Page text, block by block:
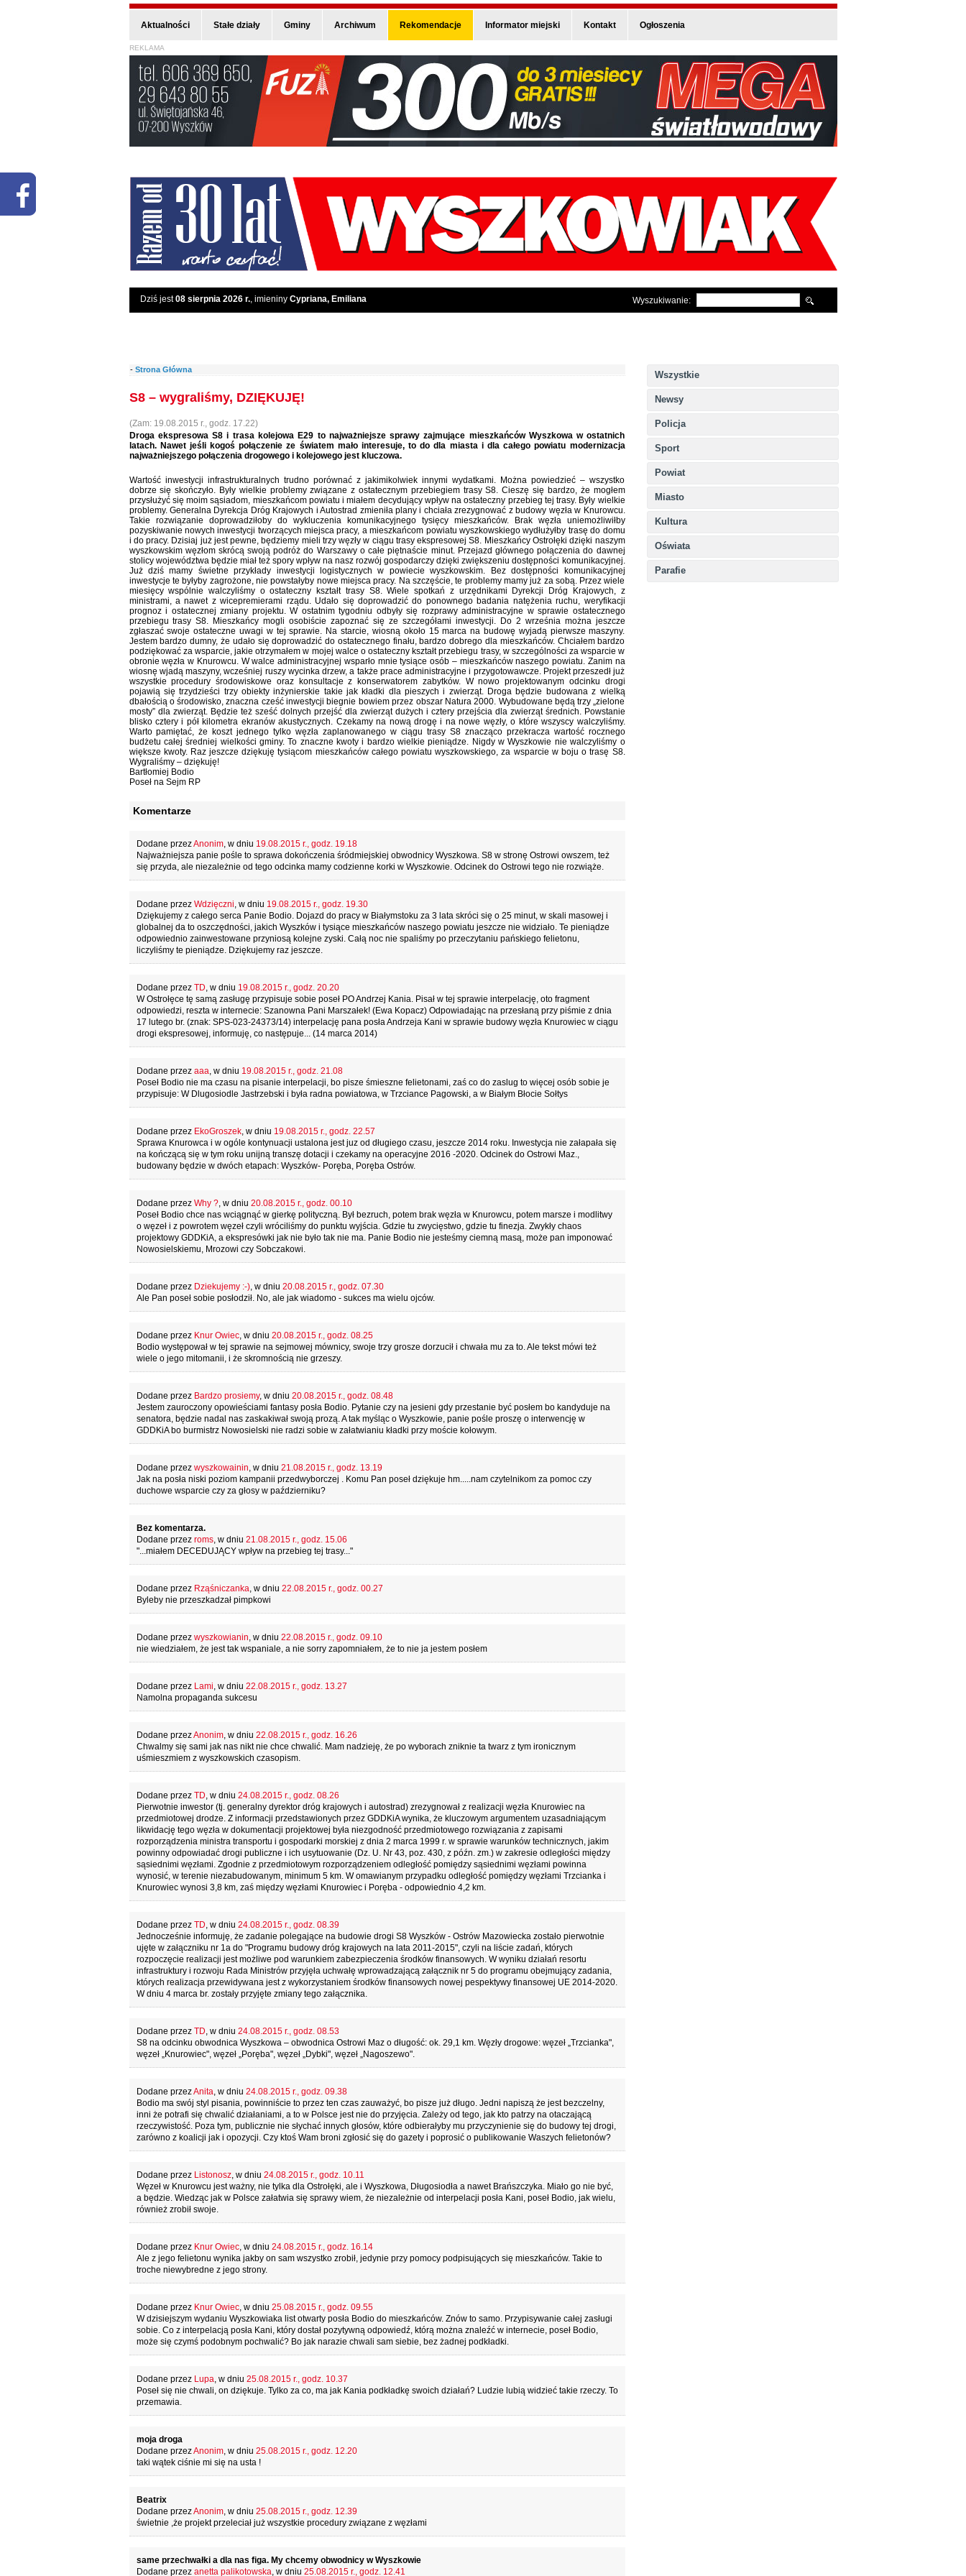
Aktualności Stałe działy Gminy Archiwum Rekomendacje Informator miejski Kontakt Ogłoszenia
REKLAMA
Dziś jest08 sierpnia 2026 r., imieniny Cypriana, Emiliana Wyszukiwanie:
Wszystkie
Newsy
Policja
Sport
Powiat
Miasto
Kultura
Oświata
Parafie
- Strona Główna
S8 – wygraliśmy, DZIĘKUJĘ!
(Zam: 19.08.2015 r., godz. 17.22)
Droga ekspresowa S8 i trasa kolejowa E29 to najważniejsze sprawy zajmujące mieszkańców Wyszkowa w ostatnich
latach. Nawet jeśli kogoś połączenie ze światem mało interesuje, to do dla miasta i dla całego powiatu modernizacja
najważniejszego połączenia drogowego i kolejowego jest kluczowa.
Wartość inwestycji infrastrukturalnych trudno porównać z jakimikolwiek innymi wydatkami. Można powiedzieć – wszystko
dobrze się skończyło. Były wielkie problemy związane z ostatecznym przebiegiem trasy S8. Cieszę się bardzo, że mogłem
przysłużyć się moim sąsiadom, mieszkańcom powiatu i miałem decydujący wpływ na ostateczny przebieg tej trasy. Były wielkie
problemy. Generalna Dyrekcja Dróg Krajowych i Autostrad zmieniła plany i chciała zrezygnować z budowy węzła w Knurowcu.
Takie rozwiązanie doprowadziłoby do wykluczenia komunikacyjnego tysięcy mieszkańców. Brak węzła uniemożliwiłby
pozyskiwanie nowych inwestycji tworzących miejsca pracy, a mieszkańcom powiatu wyszkowskiego wydłużyłby trasę do domu
i do pracy. Dzisiaj już jest pewne, będziemy mieli trzy węzły w ciągu trasy ekspresowej S8. Mieszkańcy Ostrołęki dzięki naszym
wyszkowskim węzłom skrócą swoją podróż do Warszawy o całe piętnaście minut. Przejazd głównego połączenia do dawnej
stolicy województwa będzie miał też spory wpływ na nasz rozwój gospodarczy dzięki zwiększeniu dostępności komunikacyjnej.
Już dziś mamy świetne przykłady inwestycji logistycznych w powiecie wyszkowskim. Bez dostępności komunikacyjnej
inwestycje te byłyby zagrożone, nie powstałyby nowe miejsca pracy. Na szczęście, te problemy mamy już za sobą. Przez wiele
miesięcy wspólnie walczyliśmy o ostateczny kształt trasy S8. Wiele spotkań z urzędnikami Dyrekcji Dróg Krajowych, z
ministrami, a nawet z wicepremierami rządu. Udało się doprowadzić do ponownego badania natężenia ruchu, weryfikacji
prognoz i ostatecznej zmiany projektu. W ostatnim tygodniu odbyły się rozprawy administracyjne w sprawie ostatecznego
przebiegu trasy S8. Mieszkańcy mogli osobiście zapoznać się ze szczegółami inwestycji. Do 2 września można jeszcze
zgłaszać swoje ostateczne uwagi w tej sprawie. Na starcie, wiosną około 15 marca na budowę wyjadą pierwsze maszyny.
Jestem bardzo dumny, że udało się doprowadzić do ostatecznego finału, bardzo dobrego dla mieszkańców. Chciałem bardzo
podziękować za wsparcie, jakie otrzymałem w mojej walce o ostateczny kształt przebiegu trasy, w szczególności za wsparcie w
obronie węzła w Knurowcu. W walce administracyjnej wsparło mnie tysiące osób – mieszkańców naszego powiatu. Zanim na
wiosnę wjadą maszyny, wcześniej ruszy wycinka drzew, a także prace administracyjne i przygotowawcze. Projekt przeszedł już
wszystkie procedury środowiskowe oraz konsultacje z konserwatorem zabytków. W nowo projektowanym odcinku drogi
pojawią się trzydzieści trzy obiekty inżynierskie takie jak kładki dla pieszych i zwierząt. Droga będzie budowana z wielką
dbałością o środowisko, znaczna cześć inwestycji biegnie bowiem przez obszar Natura 2000. Wybudowane będą trzy „zielone
mosty” dla zwierząt. Będzie też sześć dolnych przejść dla zwierząt dużych i cztery przejścia dla zwierząt średnich. Powstanie
blisko cztery i pół kilometra ekranów akustycznych. Czekamy na nową drogę i na nowe węzły, o które wszyscy walczyliśmy.
Warto pamiętać, że koszt jednego tylko węzła zaplanowanego w ciągu trasy S8 znacząco przekracza wartość rocznego
budżetu całej średniej wielkości gminy. To znaczne kwoty i bardzo wielkie pieniądze. Nigdy w Wyszkowie nie walczyliśmy o
większe kwoty. Raz jeszcze dziękuję tysiącom mieszkańców całego powiatu wyszkowskiego, za wsparcie w boju o trasę S8.
Wygraliśmy – dziękuję!
Bartłomiej Bodio
Poseł na Sejm RP
Komentarze
Dodane przezAnonim, w dniu 19.08.2015 r., godz. 19.18
Najważniejsza panie pośle to sprawa dokończenia śródmiejskiej obwodnicy Wyszkowa. S8 w stronę Ostrowi owszem, też
się przyda, ale niezależnie od tego odcinka mamy codzienne korki w Wyszkowie. Odcinek do Ostrowi tego nie rozwiąże.
Dodane przez Wdzięczni, w dniu 19.08.2015 r., godz. 19.30
Dziękujemy z całego serca Panie Bodio. Dojazd do pracy w Białymstoku za 3 lata skróci się o 25 minut, w skali masowej i
globalnej da to oszczędności, jakich Wyszków i tysiące mieszkańców naszego powiatu jeszcze nie widziało. Te pieniądze
odpowiednio zainwestowane przyniosą kolejne zyski. Całą noc nie spaliśmy po przeczytaniu pańskiego felietonu,
liczyliśmy te pieniądze. Dziękujemy raz jeszcze.
Dodane przez TD, w dniu 19.08.2015 r., godz. 20.20
W Ostrołęce tę samą zasługę przypisuje sobie poseł PO Andrzej Kania. Pisał w tej sprawie interpelację, oto fragment
odpowiedzi, reszta w internecie: Szanowna Pani Marszałek! (Ewa Kopacz) Odpowiadając na przesłaną przy piśmie z dnia
17 lutego br. (znak: SPS-023-24373/14) interpelację pana posła Andrzeja Kani w sprawie budowy węzła Knurowiec w ciągu
drogi ekspresowej, informuję, co następuje... (14 marca 2014)
Dodane przez aaa, w dniu 19.08.2015 r., godz. 21.08
Poseł Bodio nie ma czasu na pisanie interpelacji, bo pisze śmieszne felietonami, zaś co do zaslug to więcej osób sobie je
przypisuje: W Dlugosiodle Jastrzebski i była radna powiatowa, w Trzciance Pagowski, a w Białym Błocie Sołtys
Dodane przez EkoGroszek, w dniu 19.08.2015 r., godz. 22.57
Sprawa Knurowca i w ogóle kontynuacji ustalona jest juz od długiego czasu, jeszcze 2014 roku. Inwestycja nie załapała się
na kończącą się w tym roku unijną transzę dotacji i czekamy na operacyjne 2016 -2020. Odcinek do Ostrowi Maz.,
budowany będzie w dwóch etapach: Wyszków- Poręba, Poręba Ostrów.
Dodane przez Why ?, w dniu 20.08.2015 r., godz. 00.10
Poseł Bodio chce nas wciągnąć w gierkę polityczną. Był bezruch, potem brak węzła w Knurowcu, potem marsze i modlitwy
o węzeł i z powrotem węzeł czyli wróciliśmy do punktu wyjścia. Gdzie tu zwycięstwo, gdzie tu finezja. Zwykły chaos
projektowy GDDKiA, a ekspresówki jak nie było tak nie ma. Panie Bodio nie jesteśmy ciemną masą, może pan imponować
Nowosielskiemu, Mrozowi czy Sobczakowi.
Dodane przez Dziekujemy :-), w dniu 20.08.2015 r., godz. 07.30
Ale Pan poseł sobie posłodził. No, ale jak wiadomo - sukces ma wielu ojców.
Dodane przez Knur Owiec, w dniu 20.08.2015 r., godz. 08.25
Bodio występował w tej sprawie na sejmowej mównicy, swoje trzy grosze dorzucił i chwała mu za to. Ale tekst mówi też
wiele o jego mitomanii, i że skromnością nie grzeszy.
Dodane przez Bardzo prosiemy, w dniu 20.08.2015 r., godz. 08.48
Jestem zauroczony opowieściami fantasy posła Bodio. Pytanie czy na jesieni gdy przestanie być posłem bo kandyduje na
senatora, będzie nadal nas zaskakiwał swoją prozą. A tak myśląc o Wyszkowie, panie pośle proszę o interwencję w
GDDKiA bo burmistrz Nowosielski nie radzi sobie w załatwianiu kładki przy moście kołowym.
Dodane przez wyszkowainin, w dniu 21.08.2015 r., godz. 13.19
Jak na posła niski poziom kampanii przedwyborczej . Komu Pan poseł dziękuje hm.....nam czytelnikom za pomoc czy
duchowe wsparcie czy za głosy w październiku?
Bez komentarza.
Dodane przez roms, w dniu 21.08.2015 r., godz. 15.06
"...miałem DECEDUJĄCY wpływ na przebieg tej trasy..."
Dodane przez Rząśniczanka, w dniu 22.08.2015 r., godz. 00.27
Byleby nie przeszkadzał pimpkowi
Dodane przez wyszkowianin, w dniu 22.08.2015 r., godz. 09.10
nie wiedziałem, że jest tak wspaniale, a nie sorry zapomniałem, że to nie ja jestem posłem
Dodane przez Lami, w dniu 22.08.2015 r., godz. 13.27
Namolna propaganda sukcesu
Dodane przezAnonim, w dniu 22.08.2015 r., godz. 16.26
Chwalmy się sami jak nas nikt nie chce chwalić. Mam nadzieję, że po wyborach zniknie ta twarz z tym ironicznym
uśmieszmiem z wyszkowskich czasopism.
Dodane przez TD, w dniu 24.08.2015 r., godz. 08.26
Pierwotnie inwestor (tj. generalny dyrektor dróg krajowych i autostrad) zrezygnował z realizacji węzła Knurowiec na
przedmiotowej drodze. Z informacji przedstawionych przez GDDKiA wynika, że kluczowym argumentem uzasadniającym
likwidację tego węzła w dokumentacji projektowej była niezgodność przedmiotowego rozwiązania z zapisami
rozporządzenia ministra transportu i gospodarki morskiej z dnia 2 marca 1999 r. w sprawie warunków technicznych, jakim
powinny odpowiadać drogi publiczne i ich usytuowanie (Dz. U. Nr 43, poz. 430, z późn. zm.) w zakresie odległości między
sąsiednimi węzłami. Zgodnie z przedmiotowym rozporządzeniem odległość pomiędzy sąsiednimi węzłami powinna
wynosić, w terenie niezabudowanym, minimum 5 km. W omawianym przypadku odległość pomiędzy węzłami Trzcianka i
Knurowiec wynosi 3,8 km, zaś między węzłami Knurowiec i Poręba - odpowiednio 4,2 km.
Dodane przez TD, w dniu 24.08.2015 r., godz. 08.39
Jednocześnie informuję, że zadanie polegające na budowie drogi S8 Wyszków - Ostrów Mazowiecka zostało pierwotnie
ujęte w załączniku nr 1a do "Programu budowy dróg krajowych na lata 2011-2015", czyli na liście zadań, których
rozpoczęcie realizacji jest możliwe pod warunkiem zabezpieczenia środków finansowych. W wyniku działań resortu
infrastruktury i rozwoju Rada Ministrów przyjęła uchwałę wprowadzającą załącznik nr 5 do programu obejmujący zadania,
których realizacja przewidywana jest z wykorzystaniem środków finansowych nowej pespektywy finansowej UE 2014-2020.
W dniu 4 marca br. zostały przyjęte zmiany tego załącznika.
Dodane przez TD, w dniu 24.08.2015 r., godz. 08.53
S8 na odcinku obwodnica Wyszkowa – obwodnica Ostrowi Maz o długość: ok. 29,1 km. Węzły drogowe: węzeł „Trzcianka",
węzeł „Knurowiec", węzeł „Poręba", węzeł „Dybki", węzeł „Nagoszewo".
Dodane przezAnita, w dniu 24.08.2015 r., godz. 09.38
Bodio ma swój styl pisania, powinniście to przez ten czas zauważyć, bo pisze już długo. Jedni napiszą że jest bezczelny,
inni że potrafi się chwalić działaniami, a to w Polsce jest nie do przyjęcia. Zależy od tego, jak kto patrzy na otaczającą
rzeczywistość. Poza tym, publicznie nie słychać innych głosów, które odbierałyby mu przyczynienie się do budowy tej drogi,
zarówno z koalicji jak i opozycji. Czy ktoś Wam broni zgłosić się do gazety i poprosić o publikowanie Waszych felietonów?
Dodane przez Listonosz, w dniu 24.08.2015 r., godz. 10.11
Węzeł w Knurowcu jest ważny, nie tylka dla Ostrołęki, ale i Wyszkowa, Długosiodła a nawet Brańszczyka. Miało go nie być,
a będzie. Wiedząc jak w Polsce załatwia się sprawy wiem, że niezależnie od interpelacji posła Kani, poseł Bodio, jak wielu,
również zrobił swoje.
Dodane przez Knur Owiec, w dniu 24.08.2015 r., godz. 16.14
Ale z jego felietonu wynika jakby on sam wszystko zrobił, jedynie przy pomocy podpisujących się mieszkańców. Takie to
troche niewybredne z jego strony.
Dodane przez Knur Owiec, w dniu 25.08.2015 r., godz. 09.55
W dzisiejszym wydaniu Wyszkowiaka list otwarty posła Bodio do mieszkańców. Znów to samo. Przypisywanie całej zasługi
sobie. Co z interpelacją posła Kani, który dostał pozytywną odpowiedź, którą można znaleźć w internecie, poseł Bodio,
może się czymś podobnym pochwalić? Bo jak narazie chwali sam siebie, bez żadnej podkładki.
Dodane przez Lupa, w dniu 25.08.2015 r., godz. 10.37
Poseł się nie chwali, on dziękuje. Tylko za co, ma jak Kania podkładkę swoich działań? Ludzie lubią widzieć takie rzeczy. To
przemawia.
moja droga
Dodane przezAnonim, w dniu 25.08.2015 r., godz. 12.20
taki wątek ciśnie mi się na usta !
Beatrix
Dodane przezAnonim, w dniu 25.08.2015 r., godz. 12.39
świetnie ,że projekt przeleciał już wszystkie procedury związane z węzłami
same przechwałki a dla nas figa. My chcemy obwodnicy w Wyszkowie
Dodane przez anetta palikotowska, w dniu 25.08.2015 r., godz. 12.41